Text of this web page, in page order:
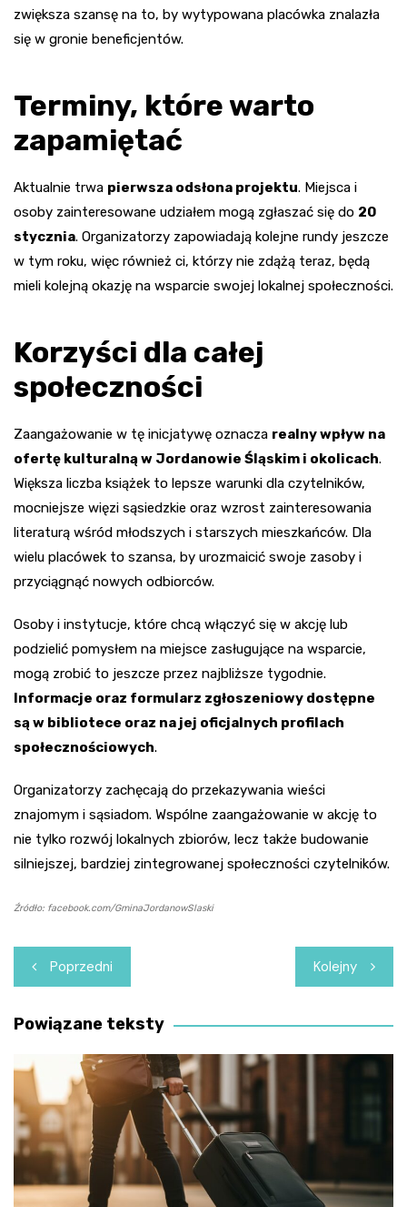
zwiększa szansę na to, by wytypowana placówka znalazła
się w gronie beneficjentów.
Terminy, które warto
zapamiętać
Aktualnie trwa pierwsza odsłona projektu. Miejsca i
osoby zainteresowane udziałem mogą zgłaszać się do 20
stycznia. Organizatorzy zapowiadają kolejne rundy jeszcze
w tym roku, więc również ci, którzy nie zdążą teraz, będą
mieli kolejną okazję na wsparcie swojej lokalnej społeczności.
Korzyści dla całej
społeczności
Zaangażowanie w tę inicjatywę oznacza realny wpływ na
ofertę kulturalną w Jordanowie Śląskim i okolicach.
Większa liczba książek to lepsze warunki dla czytelników,
mocniejsze więzi sąsiedzkie oraz wzrost zainteresowania
literaturą wśród młodszych i starszych mieszkańców. Dla
wielu placówek to szansa, by urozmaicić swoje zasoby i
przyciągnąć nowych odbiorców.
Osoby i instytucje, które chcą włączyć się w akcję lub
podzielić pomysłem na miejsce zasługujące na wsparcie,
mogą zrobić to jeszcze przez najbliższe tygodnie.
Informacje oraz formularz zgłoszeniowy dostępne
są w bibliotece oraz na jej oficjalnych profilach
społecznościowych.
Organizatorzy zachęcają do przekazywania wieści
znajomym i sąsiadom. Wspólne zaangażowanie w akcję to
nie tylko rozwój lokalnych zbiorów, lecz także budowanie
silniejszej, bardziej zintegrowanej społeczności czytelników.
Źródło: facebook.com/GminaJordanowSlaski
Nawigacja
wpisu
Poprzedni Kolejny
Powiązane teksty